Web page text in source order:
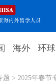
海外 环球
网站地图
原创
题 > 2025年春节